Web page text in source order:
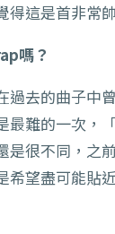
得這是首非常
嗎？
過去的曲子中
最難的一次，
是很不同，之
希望盡可能貼